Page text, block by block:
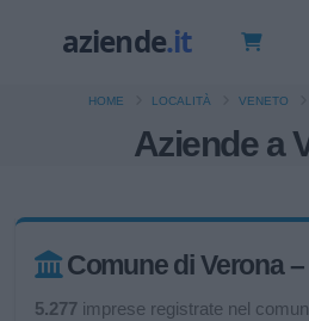
Aziende a
HOME LOCALITÀ VENETO
Comune di Verona
5.277 imprese registrate nel